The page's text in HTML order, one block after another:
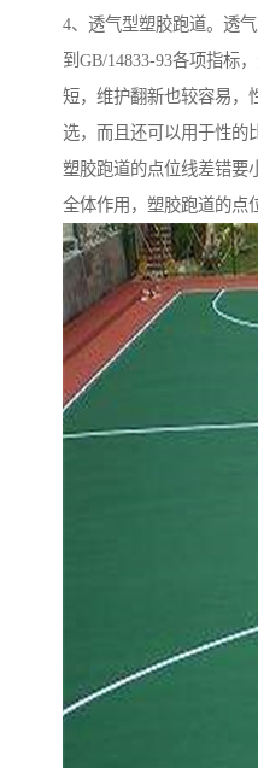
4、透气型塑胶跑道。透
到GB/14833-93各项指标
短，维护翻新也较容易，
选，而且还可以用于性的
塑胶跑道的点位线差错要
全体作用，塑胶跑道的点